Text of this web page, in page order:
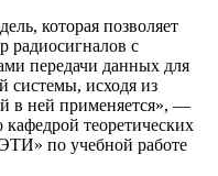
которая позволяет
радиосигналов с
передачи данных для
системы, исходя из
в ней применяется», —
кафедрой теоретических
по учебной работе